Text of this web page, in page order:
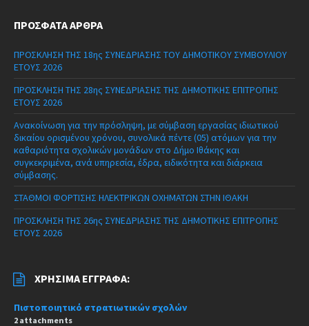
ΠΡΌΣΦΑΤΑ ΆΡΘΡΑ
ΠΡΟΣΚΛΗΣΗ ΤΗΣ 18ης ΣΥΝΕΔΡΙΑΣΗΣ ΤΟΥ ΔΗΜΟΤΙΚΟΥ ΣΥΜΒΟΥΛΙΟΥ
ΕΤΟΥΣ 2026
ΠΡΟΣΚΛΗΣΗ ΤΗΣ 28ης ΣΥΝΕΔΡΙΑΣΗΣ ΤΗΣ ΔΗΜΟΤΙΚΗΣ ΕΠΙΤΡΟΠΗΣ
ΕΤΟΥΣ 2026
Ανακοίνωση για την πρόσληψη, με σύμβαση εργασίας ιδιωτικού
δικαίου ορισμένου χρόνου, συνολικά πέντε (05) ατόμων για την
καθαριότητα σχολικών μονάδων στο Δήμο Ιθάκης και
συγκεκριμένα, ανά υπηρεσία, έδρα, ειδικότητα και διάρκεια
σύμβασης.
ΣΤΑΘΜΟΙ ΦΟΡΤΙΣΗΣ ΗΛΕΚΤΡΙΚΩΝ ΟΧΗΜΑΤΩΝ ΣΤΗΝ ΙΘΑΚΗ
ΠΡΟΣΚΛΗΣΗ ΤΗΣ 26ης ΣΥΝΕΔΡΙΑΣΗΣ ΤΗΣ ΔΗΜΟΤΙΚΗΣ ΕΠΙΤΡΟΠΗΣ
ΕΤΟΥΣ 2026
ΧΡΉΣΙΜΑ ΈΓΓΡΑΦΑ:
Πιστοποιητικό στρατιωτικών σχολών
2 attachments